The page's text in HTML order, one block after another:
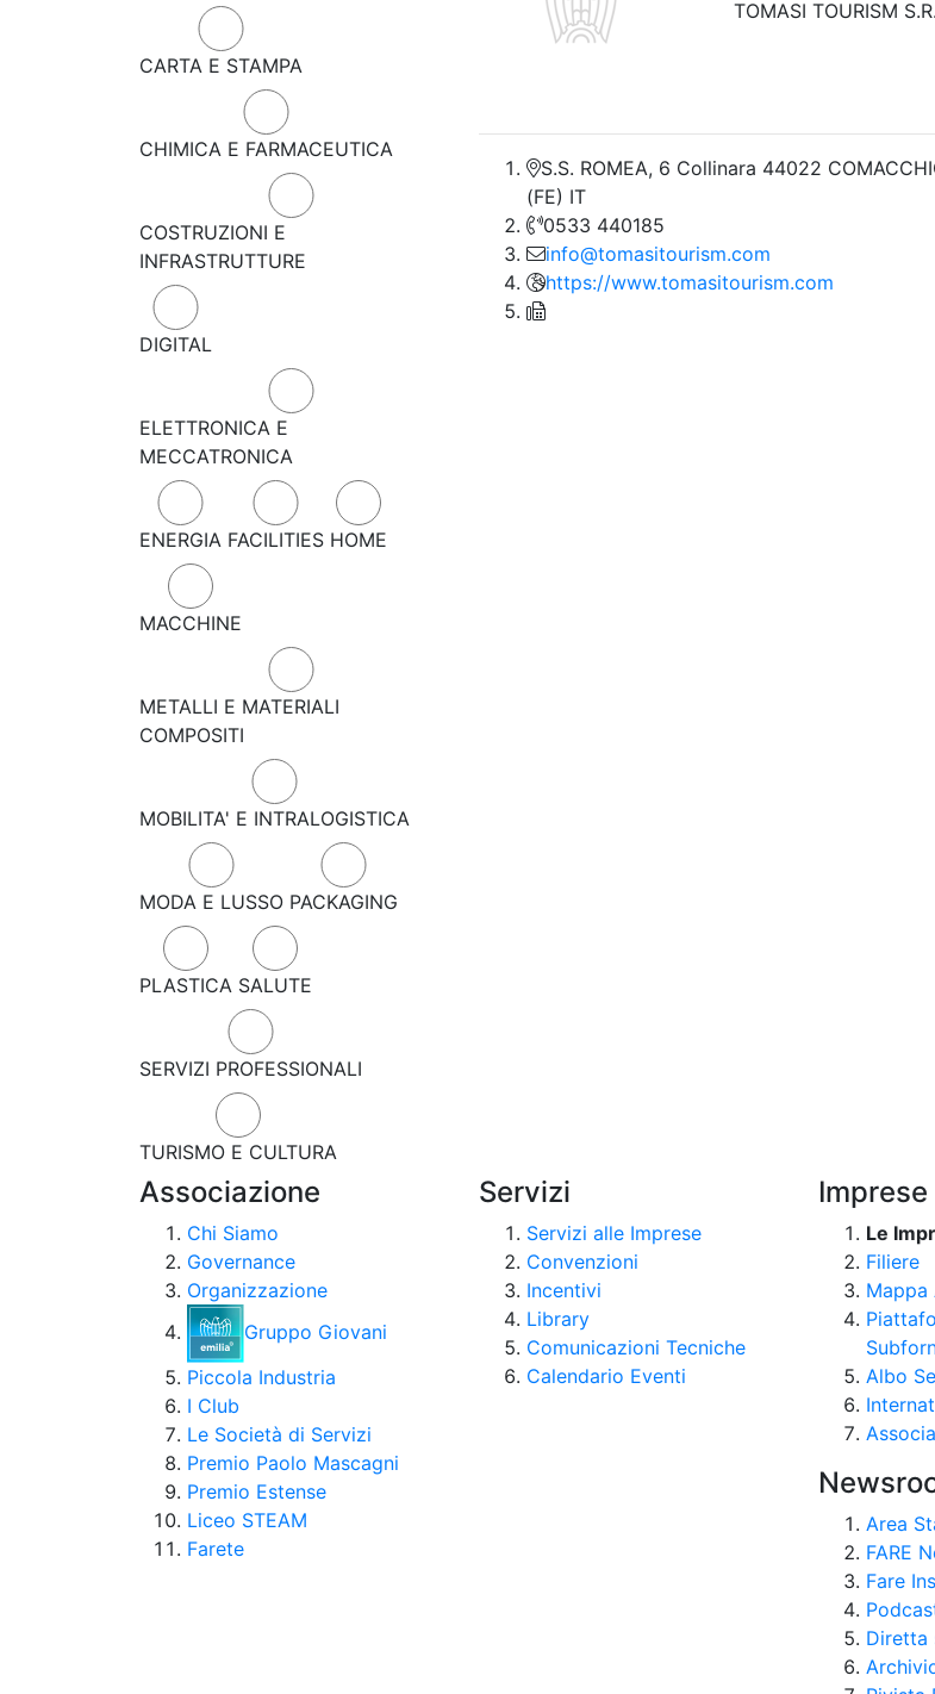
CARTA E STAMPA
CHIMICA E FARMACEUTICA
COSTRUZIONI E
INFRASTRUTTURE
DIGITAL
ELETTRONICA E
MECCATRONICA
ENERGIA FACILITIES HOME
MACCHINE
METALLI E MATERIALI
COMPOSITI
MOBILITA' E INTRALOGISTICA
MODA E LUSSO PACKAGING
PLASTICA SALUTE
SERVIZI PROFESSIONALI
TURISMO E CULTURA
TOMASI TOURISM
S.S. ROMEA, 6 Collinara 44022
(FE) IT
0533 440185
info@tomasitourism.com
https://www.tomasitourism.com
Associazione
Chi Siamo
Governance
Organizzazione
Gruppo Giovani
Piccola Industria
I Club
Le Società di Servizi
Premio Paolo Mascagni
Premio Estense
Liceo STEAM
Farete
Servizi
Servizi alle Imprese
Convenzioni
Incentivi
Library
Comunicazioni Tecniche
Calendario Eventi
Imprese
Le
Filiere
Mappa
Albo
Area
FARE
Fare
Diretta